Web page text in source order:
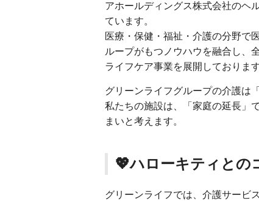
アホールディングス株式会社のヘ
ています。
医療・保健・福祉・介護の分野で
ループがもつノウハウを融合し、
ライフケア事業を展開しております
グリーンライフグループの介護は
私たちの施設は、「家庭の延長」
まいと考えます。
💖ハローキティとの
グリーンライフでは、介護サービ